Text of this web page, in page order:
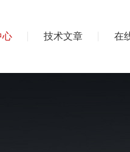
心 技术文章 在